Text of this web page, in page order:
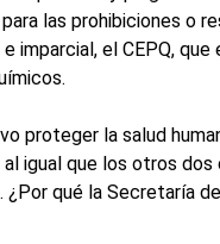
las prohibiciones o
imparcial, el CEPQ,
proteger la salud
igual que los otros
qué la Secretaría